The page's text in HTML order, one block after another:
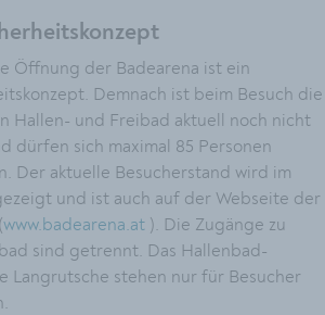
Öffnung der Badearena ist ein
Demnach ist beim Besuch die
Hallen- und Freibad aktuell noch nicht
dürfen sich maximal 85 Personen
Der aktuelle Besucherstand wird im
und ist auch auf der Webseite der
www.badearena.at ). Die Zugänge zu
sind getrennt. Das Hallenbad-
Langrutsche stehen nur für Besucher